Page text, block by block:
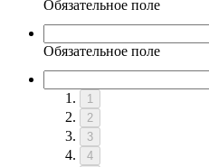
Обязательное поле
Обязательное поле
1
2
3
4